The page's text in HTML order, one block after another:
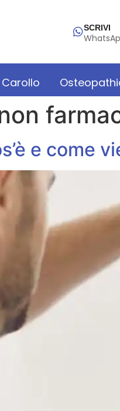
SCRIVI
Carollo
e come